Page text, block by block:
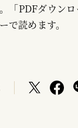
「PDFダウン
で読めます。